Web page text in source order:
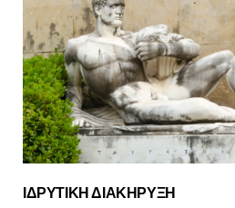
ΙΔΡΥΤΙΚΗ ΔΙΑΚΗΡΥΞΗ